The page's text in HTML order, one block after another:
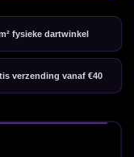
fysieke dartwinkel
verzending vanaf €40